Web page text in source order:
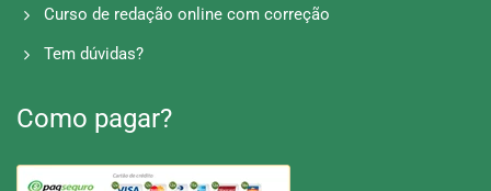
Curso de redação online com correção
Tem dúvidas?
Como pagar?